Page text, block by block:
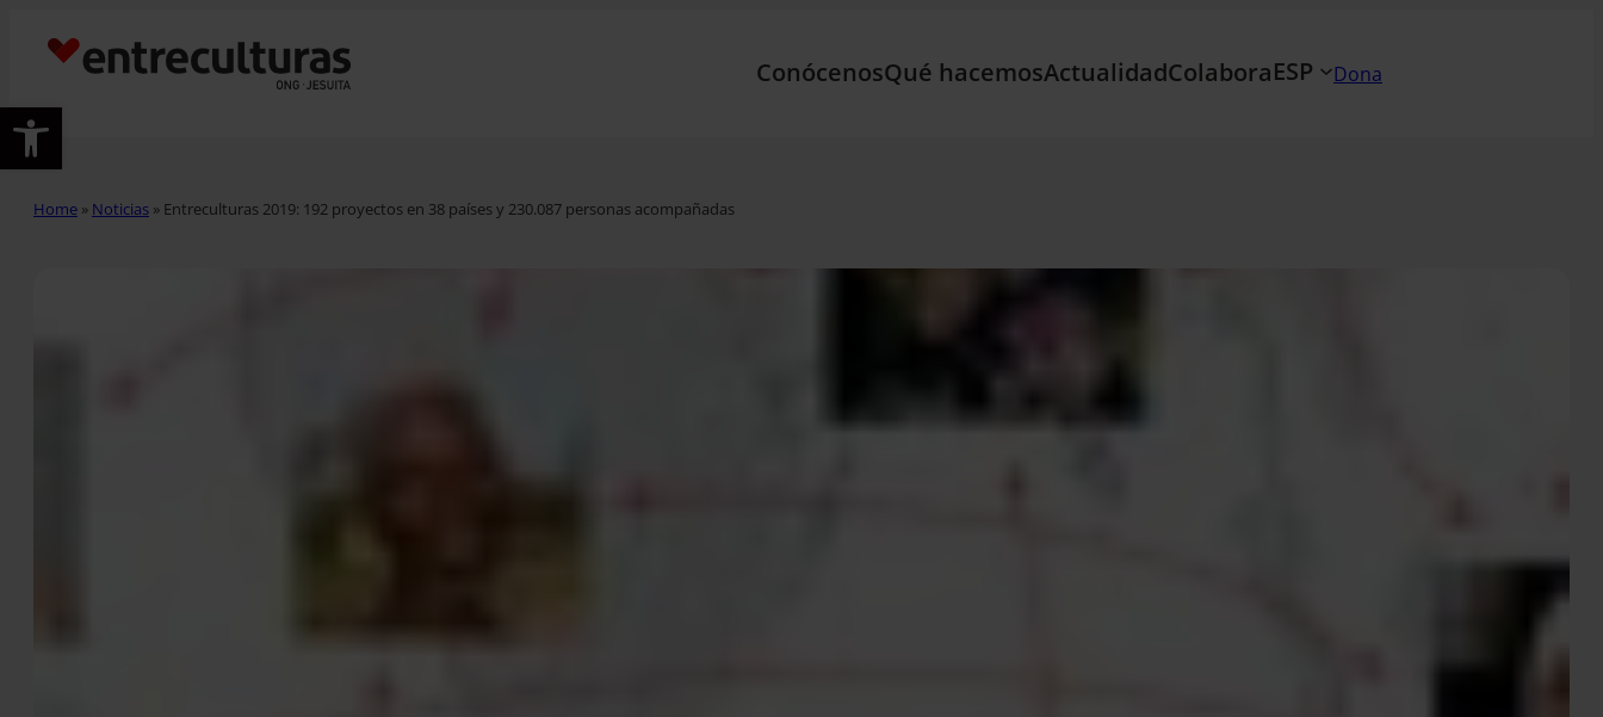
Abrir barra de herramientas
ConócenosQué hacemosActualidadColaboraESP Dona
Home » Noticias » Entreculturas 2019: 192 proyectos en 38 países y 230.087 personas acompañadas